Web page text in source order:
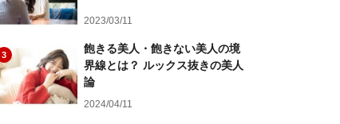
2023/03/11
3
飽きる美人・飽きない美人の境
界線とは？ ルックス抜きの美人
論
2024/04/11